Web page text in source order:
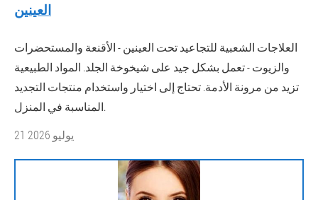
العينين
العلاجات الشعبية للتجاعيد تحت العينين - الأقنعة والمستحضرات
والزيوت - تعمل بشكل جيد على شيخوخة الجلد. المواد الطبيعية
تزيد من مرونة الأدمة. تحتاج إلى اختيار واستخدام منتجات التجديد
المناسبة في المنزل.
21 يوليو 2026